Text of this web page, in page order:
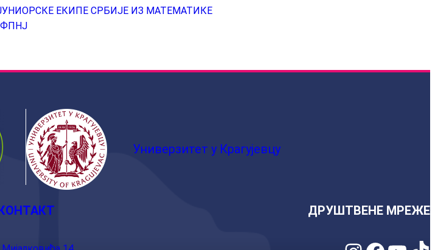
ЕКИПЕ СРБИЈЕ ИЗ МАТЕМАТИКЕ
Универзитет у Крагујевцу
ДРУШТВЕНЕ МРЕЖЕ